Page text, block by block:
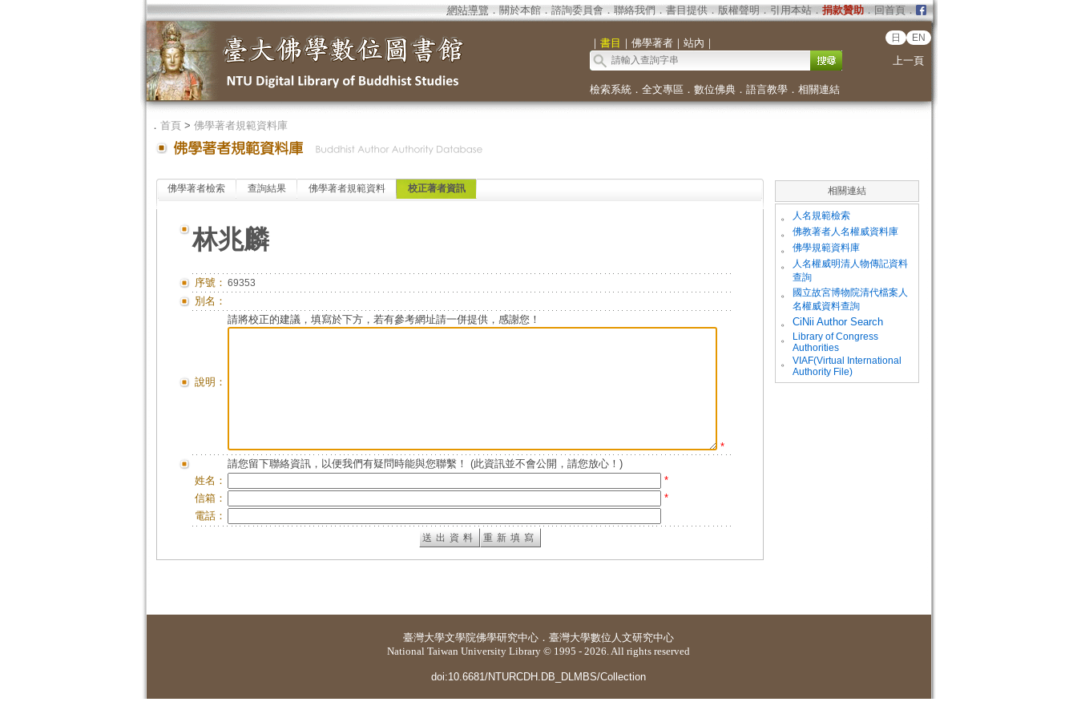
網站導覽 ． 關於本館． 諮詢委員會． 聯絡我們 ． 書目提供． 版權聲明 ． 引用本站． 捐款贊助．回首頁．
｜ 書目 ｜ 佛學著者｜ 站內 ｜ 日 EN
上一頁
檢索系統． 全文專區 ． 數位佛典． 語言教學． 相關連結
． 首頁> 佛學著者規範資料庫
佛學著者檢索 查詢結果 佛學著者規範資料 校正著者資訊
林兆麟
序號： 69353
別名：
說明：
請將校正的建議，填寫於下方，若有參考網址請一併提供，感謝您！
*
請您留下聯絡資訊，以便我們有疑問時能與您聯繫！ (此資訊並不會公開，請您放心！)
姓名：
*
信箱：
*
電話：
相關連結
。 人名規範檢索
。 佛教著者人名權威資料庫
。 佛學規範資料庫
。
人名權威明清人物傳記資料
查詢
。
國立故宮博物院清代檔案人
名權威資料查詢
。
CiNii Author Search
。
Library of Congress
Authorities
。
VIAF(Virtual International
Authority File)
臺灣大學文學院佛學研究中心 ． 臺灣大學數位人文研究中心
National Taiwan University Library © 1995 - 2026. All rights reserved
doi:10.6681/NTURCDH.DB_DLMBS/Collection